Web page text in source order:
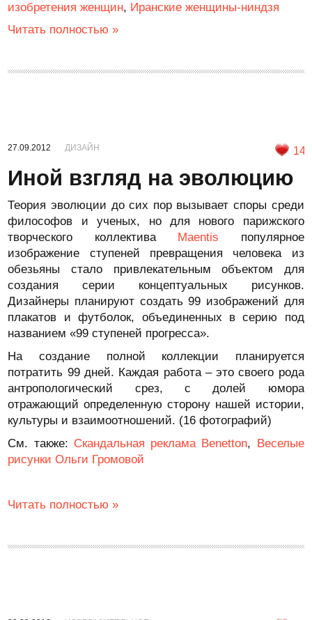
изобретения женщин, Иранские женщины-ниндзя
Читать полностью »
27.09.2012 ДИЗАЙН 14
Иной взгляд на эволюцию
Теория эволюции до сих пор вызывает споры среди
философов и ученых, но для нового парижского
творческого коллектива Maentis популярное
изображение ступеней превращения человека из
обезьяны стало привлекательным объектом для
создания серии концептуальных рисунков.
Дизайнеры планируют создать 99 изображений для
плакатов и футболок, объединенных в серию под
названием «99 ступеней прогресса».
На создание полной коллекции планируется
потратить 99 дней. Каждая работа – это своего рода
антропологический срез, с долей юмора
отражающий определенную сторону нашей истории,
культуры и взаимоотношений. (16 фотографий)
См. также: Скандальная реклама Benetton, Веселые
рисунки Ольги Громовой
Читать полностью »